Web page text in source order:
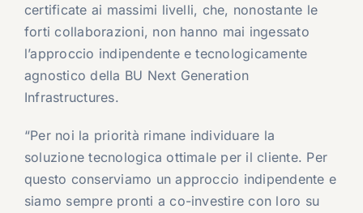
certificate ai massimi livelli, che, nonostante le
forti collaborazioni, non hanno mai ingessato
l’approccio indipendente e tecnologicamente
agnostico della BU Next Generation
Infrastructures.
“Per noi la priorità rimane individuare la
soluzione tecnologica ottimale per il cliente. Per
questo conserviamo un approccio indipendente e
siamo sempre pronti a co-investire con loro su